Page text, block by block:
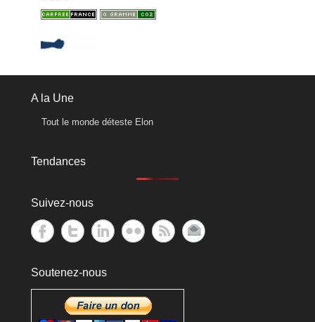
A la Une
Tout le monde déteste Elon
Tendances
Suivez-nous
Soutenez-nous